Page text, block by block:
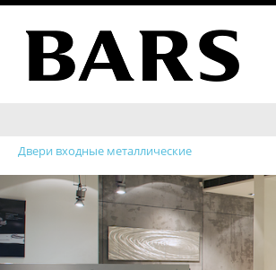
Двери входные металлические